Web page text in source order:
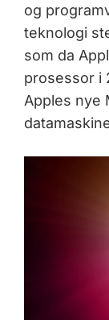
og
teknologi
som da
prosessor i
Apples nye